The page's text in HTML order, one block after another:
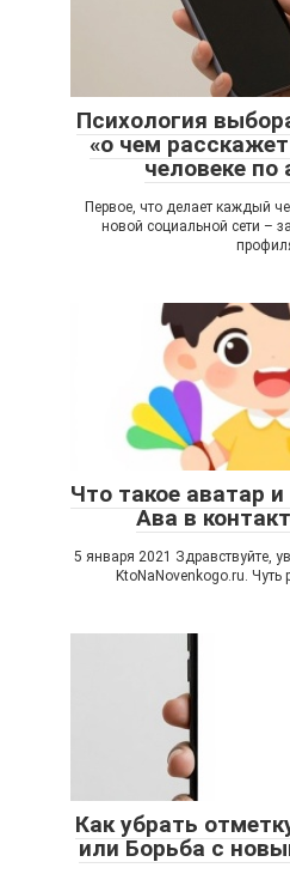
Психология
«о чем
человеке по
Первое, что делает каждый
новой социальной сети –
Что такое аватар
Ава в
5 января 2021 Здравствуйте,
KtoNaNovenkogo.ru.
Как убрать
или Борьба с